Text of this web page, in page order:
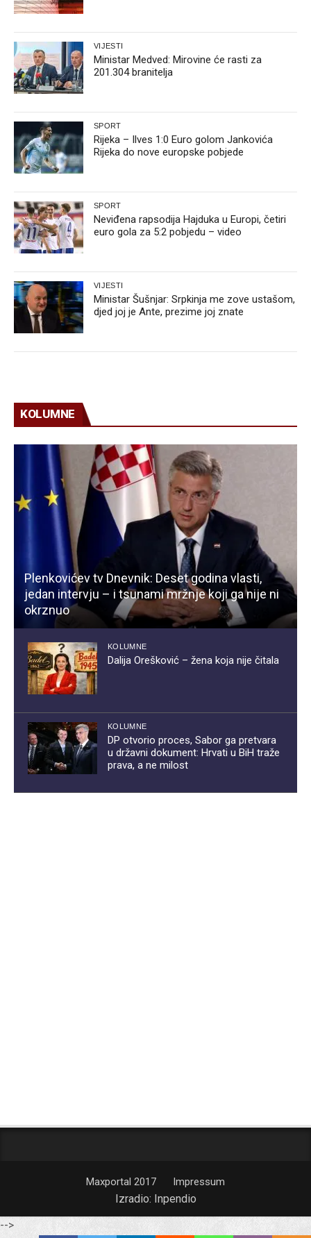
VIJESTI
Ministar Medved: Mirovine će rasti za
201.304 branitelja
SPORT
Rijeka – Ilves 1:0 Euro golom Jankovića
Rijeka do nove europske pobjede
SPORT
Neviđena rapsodija Hajduka u Europi, četiri
euro gola za 5:2 pobjedu – video
VIJESTI
Ministar Šušnjar: Srpkinja me zove ustašom,
djed joj je Ante, prezime joj znate
KOLUMNE
Plenkovićev tv Dnevnik: Deset godina vlasti,
jedan intervju – i tsunami mržnje koji ga nije ni
okrznuo
KOLUMNE
Dalija Orešković – žena koja nije čitala
KOLUMNE
DP otvorio proces, Sabor ga pretvara
u državni dokument: Hrvati u BiH traže
prava, a ne milost
Maxportal 2017 Impressum
Izradio: Inpendio
-->